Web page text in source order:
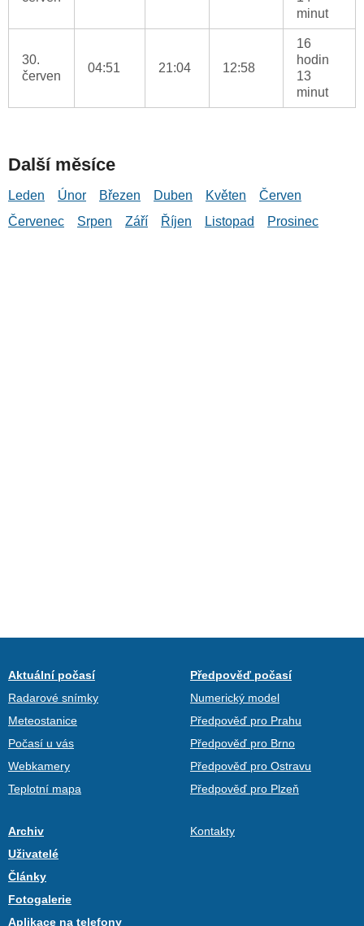
minut
30.
červen
04:51 21:04 12:58
16
hodin
13
minut
Další měsíce
Leden Únor Březen Duben Květen
Červen
Červenec
Srpen Září Říjen Listopad Prosinec
Aktuální počasí
Radarové snímky
Meteostanice
Počasí u vás
Webkamery
Teplotní mapa
Předpověď počasí
Numerický model
Předpověď pro Prahu
Předpověď pro Brno
Předpověď pro Ostravu
Předpověď pro Plzeň
Archiv
Uživatelé
Články
Fotogalerie
Aplikace na telefony
Kontakty